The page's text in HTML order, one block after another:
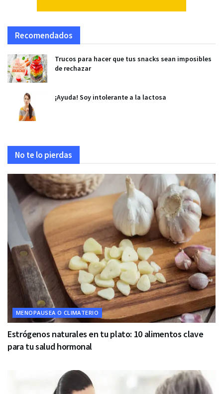
Recomendados
Trucos para hacer que tus snacks sean imposibles
de rechazar
¡Ayuda! Soy intolerante a la lactosa
No te lo pierdas
MENOPAUSEA O CLIMATERIO
Estrógenos naturales en tu plato: 10 alimentos clave
para tu salud hormonal